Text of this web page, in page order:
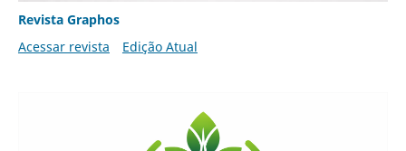
Revista Graphos
Acessar revista
Edição Atual